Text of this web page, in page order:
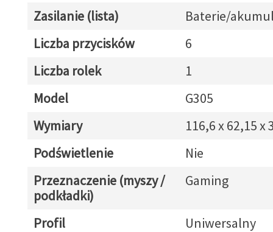
Zasilanie (lista)
Baterie/
Liczba przycisków
6
Liczba rolek
1
Model
G305
Wymiary
116,6 x 62,15 x
Podświetlenie
Nie
Przeznaczenie (myszy /
podkładki)
Gaming
Profil
Uniwersalny